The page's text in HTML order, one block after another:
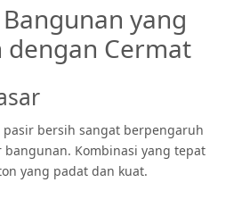
yang
dengan Cermat
bersih sangat berpengaruh
Kombinasi yang tepat
yang padat dan kuat.